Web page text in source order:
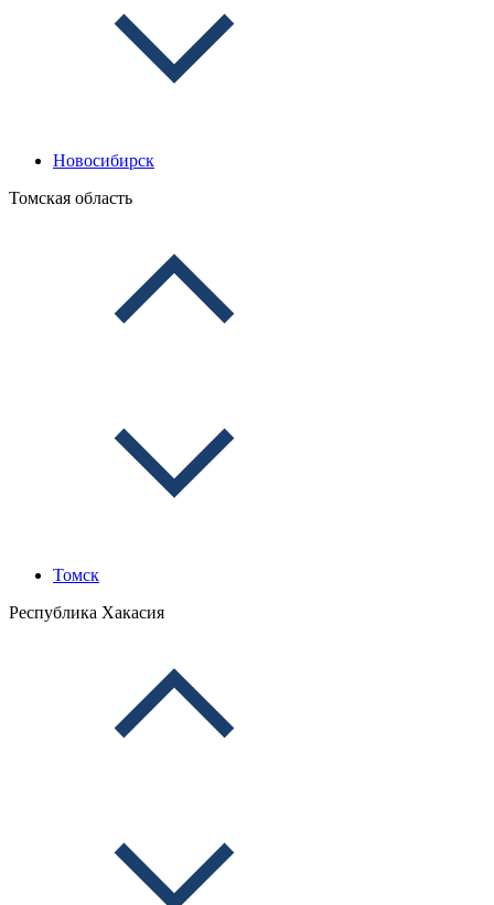
Новосибирск
Томская область
Томск
Республика Хакасия